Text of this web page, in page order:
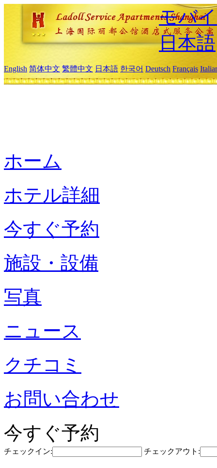
モバ
日本語
English 简体中文 繁體中文 日本語 한국어 Deutsch Français
ホーム
ホテル詳細
今すぐ予約
施設・設備
写真
ニュース
クチコミ
お問い合わせ
今すぐ予約
チェックイン: チェックアウト: